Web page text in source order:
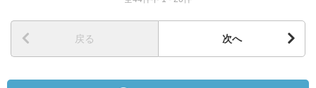
店番をしている青年がたくさんいて、どうせ居眠りでもし
この国は発展すると思ったところ、案の定、タイを抜いて
戻る 次へ